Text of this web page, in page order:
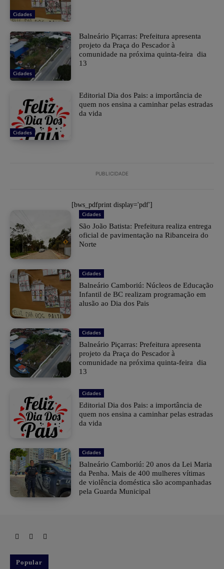
Cidades
Cidades
Balneário Piçarras: Prefeitura apresenta
projeto da Praça do Pescador à
comunidade na próxima quinta-feira dia
13
Cidades
Editorial Dia dos Pais: a importância de
quem nos ensina a caminhar pelas estradas
da vida
PUBLICIDADE
[bws_pdfprint display='pdf']
Cidades
São João Batista: Prefeitura realiza entrega
oficial de pavimentação na Ribanceira do
Norte
Cidades
Balneário Camboriú: Núcleos de Educação
Infantil de BC realizam programação em
alusão ao Dia dos Pais
Cidades
Balneário Piçarras: Prefeitura apresenta
projeto da Praça do Pescador à
comunidade na próxima quinta-feira dia
13
Cidades
Editorial Dia dos Pais: a importância de
quem nos ensina a caminhar pelas estradas
da vida
Cidades
Balneário Camboriú: 20 anos da Lei Maria
da Penha. Mais de 400 mulheres vítimas
de violência doméstica são acompanhadas
pela Guarda Municipal
Popular